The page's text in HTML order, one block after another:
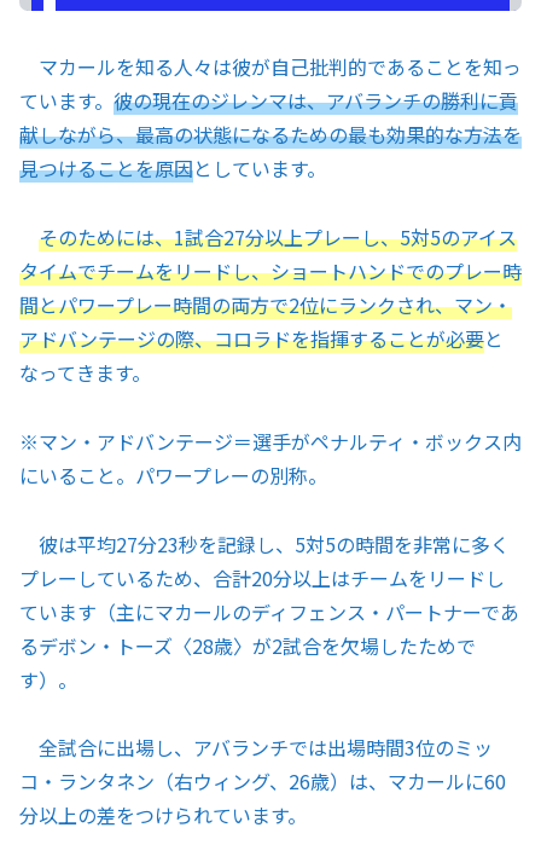
マカールを知る人々は彼が自己批判的であることを知っ
ています。 彼の現在のジレンマは、アバランチの勝利に貢
献しながら、最高の状態になるための最も効果的な方法を
見つけることを原因としています。
そのためには、1試合27分以上プレーし、5対5のアイス
タイムでチームをリードし、ショートハンドでのプレー時
間とパワープレー時間の両方で2位にランクされ、マン・
アドバンテージの際、コロラドを指揮することが必要と
なってきます。
※マン・アドバンテージ＝選手がペナルティ・ボックス内
にいること。パワープレーの別称。
彼は平均27分23秒を記録し、5対5の時間を非常に多く
プレーしているため、合計20分以上はチームをリードし
ています（主にマカールのディフェンス・パートナーであ
るデボン・トーズ〈28歳〉が2試合を欠場したためで
す）。
全試合に出場し、アバランチでは出場時間3位のミッ
コ・ランタネン（右ウィング、26歳）は、マカールに60
分以上の差をつけられています。